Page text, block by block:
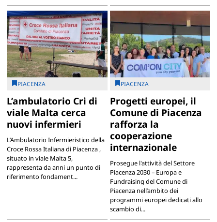
PIACENZA
L’ambulatorio Cri di
viale Malta cerca
nuovi infermieri
L’Ambulatorio Infermieristico della
Croce Rossa Italiana di Piacenza ,
situato in viale Malta 5,
rappresenta da anni un punto di
riferimento fondament...
PIACENZA
Progetti europei, il
Comune di Piacenza
rafforza la
cooperazione
internazionale
Prosegue l'attività del Settore
Piacenza 2030 – Europa e
Fundraising del Comune di
Piacenza nell’ambito dei
programmi europei dedicati allo
scambio di...